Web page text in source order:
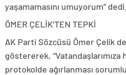
yaşamamasını umuyorum” dedi.
ÖMER ÇELİK’TEN TEPKİ
AK Parti Sözcüsü Ömer Çelik
göstererek,
protokolde ağırlanması